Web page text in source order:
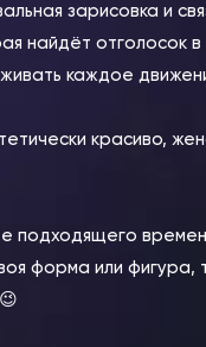
зарисовка и
найдёт отголосок
каждое
красиво,
подходящего
форма или фигура,